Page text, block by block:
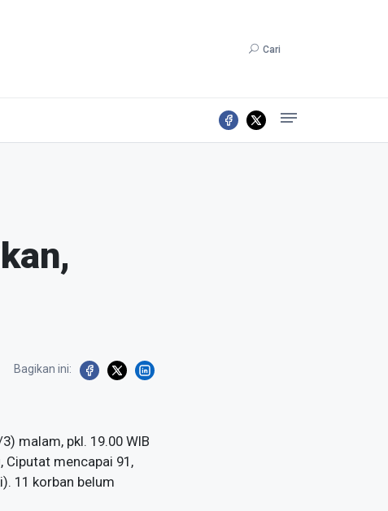
Cari
Bagikan ini:
malam, pkl. 19.00 WIB
Ciputat mencapai 91,
11 korban belum